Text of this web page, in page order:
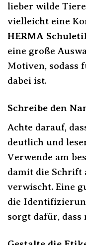
lieber wilde
vielleicht eine
HERMA
eine große
Motiven, sodass
dabei ist.
Schreibe den
Achte darauf,
deutlich und
Verwende am
damit die Schrift
verwischt. Eine
die
sorgt dafür,